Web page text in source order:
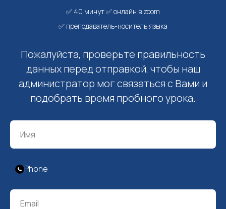
✅ 40 минут ✅ онлайн в zoom
✅ преподаватель-носитель языка
Пожалуйста, проверьте правильность
данных перед отправкой, чтобы наш
администратор мог связаться с Вами и
подобрать время пробного урока.
Phone